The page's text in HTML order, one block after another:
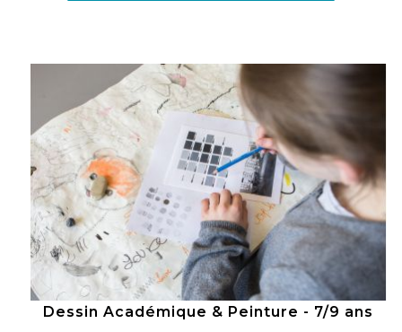
Dessin Académique & Peinture - 7/9 ans